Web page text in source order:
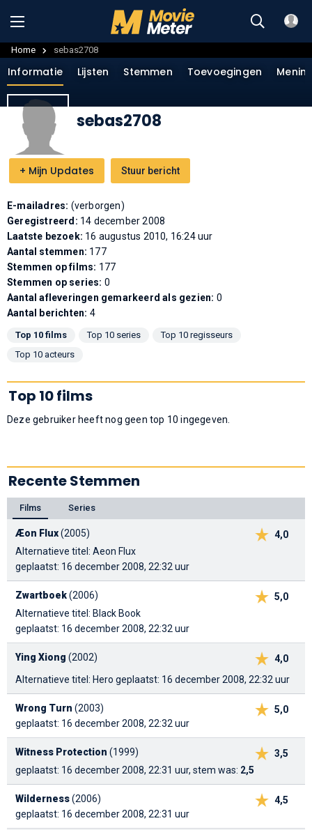
Home sebas2708
+ Mijn Updates Stuur bericht
Informatie Lijsten Stemmen Toevoegingen
sebas2708
E-mailadres: (verborgen)
Geregistreerd: 14 december 2008
Laatste bezoek: 16 augustus 2010, 16:24 uur
Aantal stemmen: 177
Stemmen op films: 177
Stemmen op series: 0
Aantal afleveringen gemarkeerd als gezien: 0
Aantal berichten: 4
Top 10 films Top 10 series
Top 10 regisseurs
Top 10 acteurs
Top 10 films
Deze gebruiker heeft nog geen top 10 ingegeven.
Recente Stemmen
Films Series
4,0
Æon Flux(2005)
Alternatieve titel: Aeon Flux
geplaatst: 16 december 2008, 22:32 uur
5,0
Zwartboek(2006)
Alternatieve titel: Black Book
geplaatst: 16 december 2008, 22:32 uur
4,0
Ying Xiong (2002)
Alternatieve titel: Hero geplaatst: 16 december 2008, 22:32 uur
5,0
Wrong Turn (2003)
geplaatst: 16 december 2008, 22:32 uur
3,5
Witness Protection (1999)
geplaatst: 16 december 2008, 22:31 uur, stem was: 2,5
4,5
Wilderness(2006)
geplaatst: 16 december 2008, 22:31 uur